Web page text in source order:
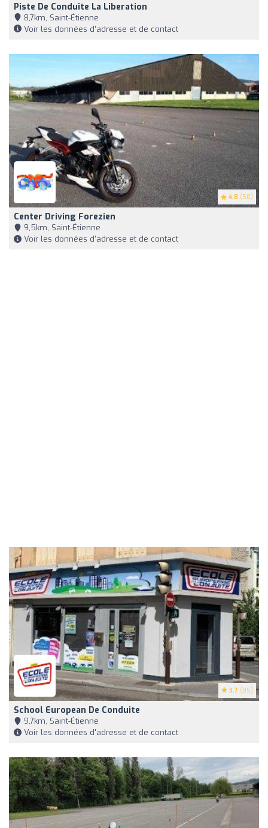
Piste De Conduite La Liberation
8,7km, Saint-Étienne
Voir les données d'adresse et de contact
4.8 (50)
Center Driving Forezien
9,5km, Saint-Étienne
Voir les données d'adresse et de contact
3.7 (85)
School European De Conduite
9,7km, Saint-Étienne
Voir les données d'adresse et de contact